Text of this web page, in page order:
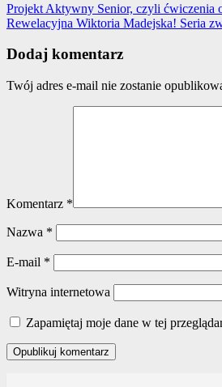
Projekt Aktywny Senior, czyli ćwiczenia
Rewelacyjna Wiktoria Madejska! Seria
Dodaj komentarz
Twój adres e-mail nie zostanie
Komentarz *
Nazwa *
E-mail *
Witryna internetowa
Zapamiętaj moje dane w tej